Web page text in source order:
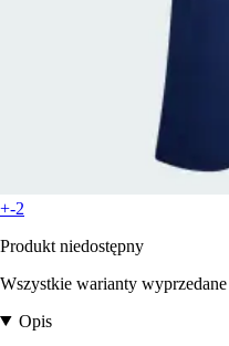
+-2
Produkt niedostępny
Wszystkie warianty wyprzedane
Opis